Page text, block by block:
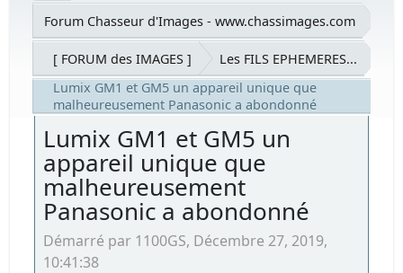
Forum Chasseur d'Images - www.chassimages.com
[ FORUM des IMAGES ]
Les FILS EPHEMERES...
Lumix GM1 et GM5 un appareil unique que
malheureusement Panasonic a abondonné
Lumix GM1 et GM5 un
appareil unique que
malheureusement
Panasonic a abondonné
Démarré par 1100GS, Décembre 27, 2019,
10:41:38